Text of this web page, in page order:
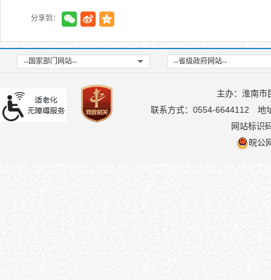
分享到：
--国家部门网站-- --省级政府网站--
主办：淮南市
联系方式：0554-6644112
地
网站标识
皖公